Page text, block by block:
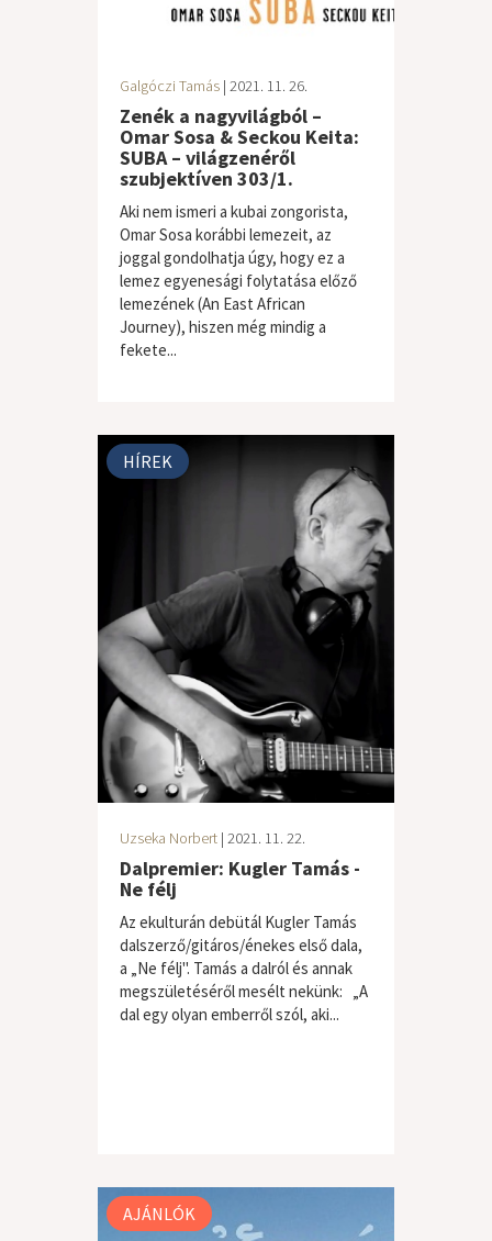
Galgóczi Tamás | 2021. 11. 26.
Zenék a nagyvilágból –
Omar Sosa & Seckou Keita:
SUBA – világzenéről
szubjektíven 303/1.
Aki nem ismeri a kubai zongorista,
Omar Sosa korábbi lemezeit, az
joggal gondolhatja úgy, hogy ez a
lemez egyenesági folytatása előző
lemezének (An East African
Journey), hiszen még mindig a
fekete...
világzene / folk
HÍREK
Uzseka Norbert | 2021. 11. 22.
Dalpremier: Kugler Tamás -
Ne félj
Az ekulturán debütál Kugler Tamás
dalszerző/gitáros/énekes első dala,
a „Ne félj". Tamás a dalról és annak
megszületéséről mesélt nekünk: „A
dal egy olyan emberről szól, aki...
AJÁNLÓK